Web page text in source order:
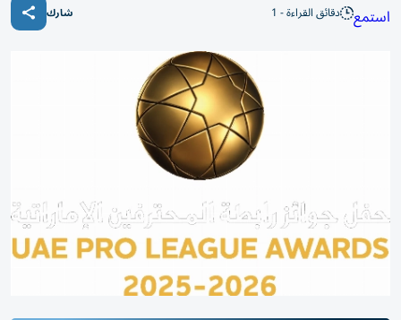
استمع دقائق القراءة - 1 شارك